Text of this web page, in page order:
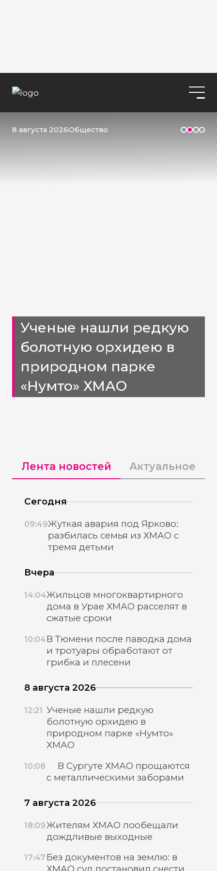
8 августа 2026Общество
Ученые нашли редкую
болотную орхидею в
природном парке
«Нумто» ХМАО
Лента новостей Актуальное
Сегодня
09:49Жуткая авария под Ярково:
разбилась семья из ХМАО с
тремя детьми
Вчера
14:04Жильцов многоквартирного
дома в Урае ХМАО расселят в
сжатые сроки
10:04В Тюмени после паводка дома
и тротуары обработают от
грибка и плесени
8 августа 2026
12:21 Ученые нашли редкую
болотную орхидею в
природном парке «Нумто»
ХМАО
10:08
В Сургуте ХМАО прощаются
с металлическими заборами
7 августа 2026
18:09 Жителям ХМАО пообещали
дождливые выходные
17:47 Без документов на землю: в